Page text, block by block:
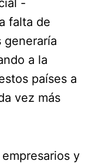
-
falta de
a la
países a
vez más
y